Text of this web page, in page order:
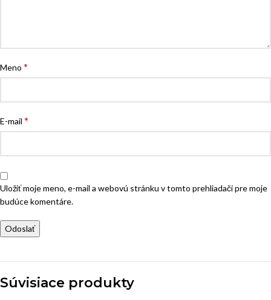
Meno *
E-mail *
Uložiť moje meno, e-mail a webovú stránku v tomto prehliadači pre moje
budúce komentáre.
Súvisiace produkty